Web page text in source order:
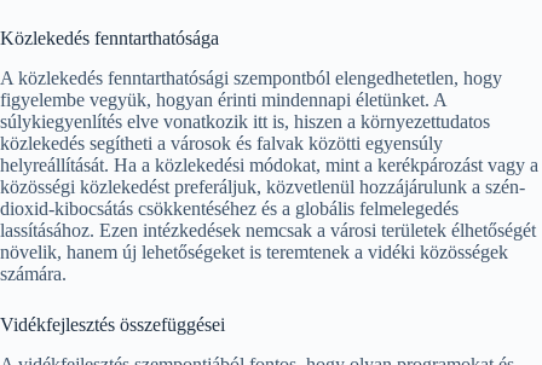
Közlekedés fenntarthatósága
A közlekedés fenntarthatósági szempontból elengedhetetlen, hogy
figyelembe vegyük, hogyan érinti mindennapi életünket. A
súlykiegyenlítés elve vonatkozik itt is, hiszen a környezettudatos
közlekedés segítheti a városok és falvak közötti egyensúly
helyreállítását. Ha a közlekedési módokat, mint a kerékpározást vagy a
közösségi közlekedést preferáljuk, közvetlenül hozzájárulunk a szén-
dioxid-kibocsátás csökkentéséhez és a globális felmelegedés
lassításához. Ezen intézkedések nemcsak a városi területek élhetőségét
növelik, hanem új lehetőségeket is teremtenek a vidéki közösségek
számára.
Vidékfejlesztés összefüggései